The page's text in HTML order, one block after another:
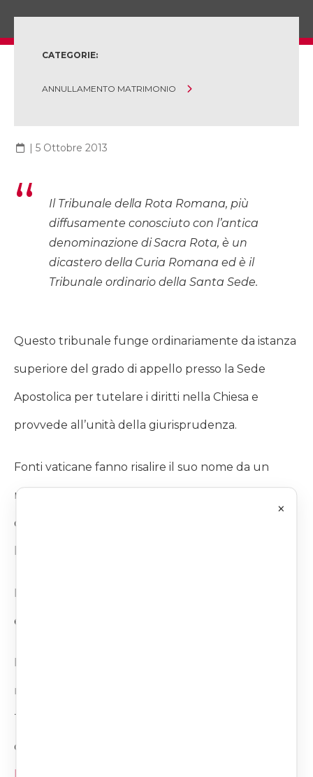
CATEGORIE:
ANNULLAMENTO MATRIMONIO
| 5 Ottobre 2013
Il Tribunale della Rota Romana, più
diffusamente conosciuto con l’antica
denominazione di Sacra Rota, è un
dicastero della Curia Romana ed è il
Tribunale ordinario della Santa Sede.
Questo tribunale funge ordinariamente da istanza
superiore del grado di appello presso la Sede
Apostolica per tutelare i diritti nella Chiesa e
provvede all’unità della giurisprudenza.
Fonti vaticane fanno risalire il suo nome da un
recinto di forma circolare intorno al quale in
origine si disponevano i Prelati Uditori per valutare
La Rota Romana giudica per turni è ed
essenzialmente un Tribunale di Appello.
maggioranza della cause discusse presso questo
Tribunale riguarda le procedure per la
dichiarazione delle cause di nullità matrimoniale
×